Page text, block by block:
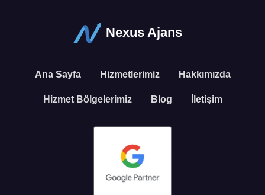
Nexus Ajans
Ana Sayfa Hizmetlerimiz Hakkımızda
Hizmet Bölgelerimiz Blog İletişim